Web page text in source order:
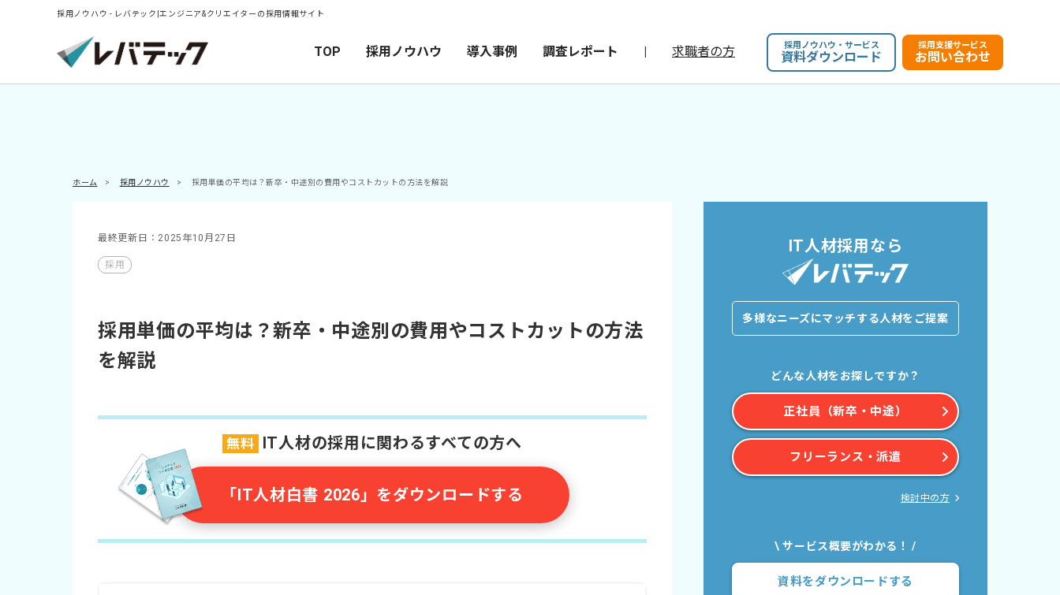
採用ノウハウ - レバテック|エンジニア&クリエイターの採用情報サイト
TOP 採用ノウハウ 導入事例 調査レポート | 求職者の方 採用ノウハウ・サービス
資料ダウンロード
採用支援サービス
お問い合わせ
ホーム > 採用ノウハウ > 採用単価の平均は？新卒・中途別の費用やコストカットの方法を解説
最終更新日：2025年10月27日
採用
採用単価の平均は？新卒・中途別の費用やコストカットの方法
を解説
無料 IT人材の採用に関わるすべての方へ
「IT人材白書 2026」をダウンロードする
IT人材採用なら
多様なニーズにマッチする人材をご提案
どんな人材をお探しですか？
正社員（新卒・中途）
フリーランス・派遣
検討中の方
\ サービス概要がわかる！ /
資料をダウンロードする